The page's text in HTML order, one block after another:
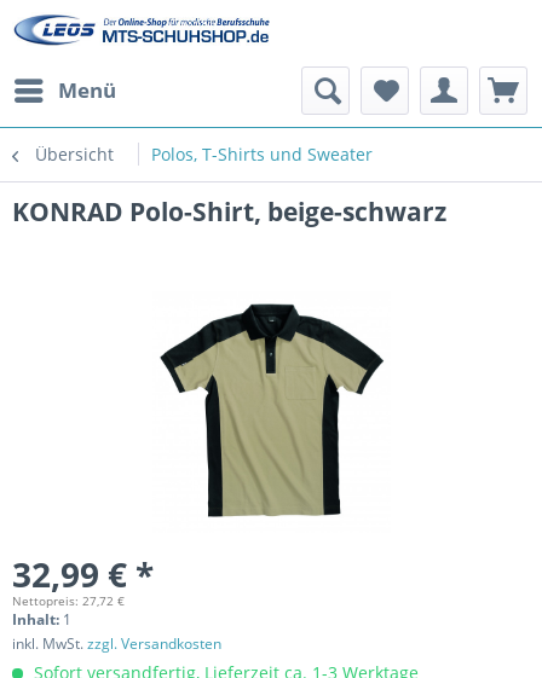
Menü
Übersicht Polos, T-Shirts und Sweater
KONRAD Polo-Shirt, beige-schwarz
32,99 € *
Nettopreis: 27,72 €
Inhalt: 1
inkl. MwSt.zzgl. Versandkosten
Sofort versandfertig, Lieferzeit ca. 1-3 Werktage